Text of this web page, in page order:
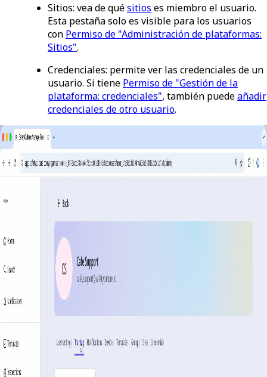
Sitios: vea de quésitios es miembro el usuario.
Esta pestaña solo es visible para los usuarios
con Permiso de "Administración de plataformas:
Sitios".
Credenciales: permite ver las credenciales de un
usuario. Si tiene Permiso de "Gestión de la
plataforma: credenciales", también puedeañadir
credenciales de otro usuario.